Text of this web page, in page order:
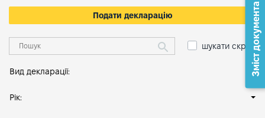
Подати декларацію
шукати скрізь
Вид декларації:
Рік:
Зміст документа